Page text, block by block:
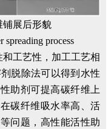
铺展后形貌
spreading process
工艺性，加工工艺相
脱除法可以得到水性
助剂可提高碳纤维上
碳纤维吸水率高、活
问题，高性能活性助